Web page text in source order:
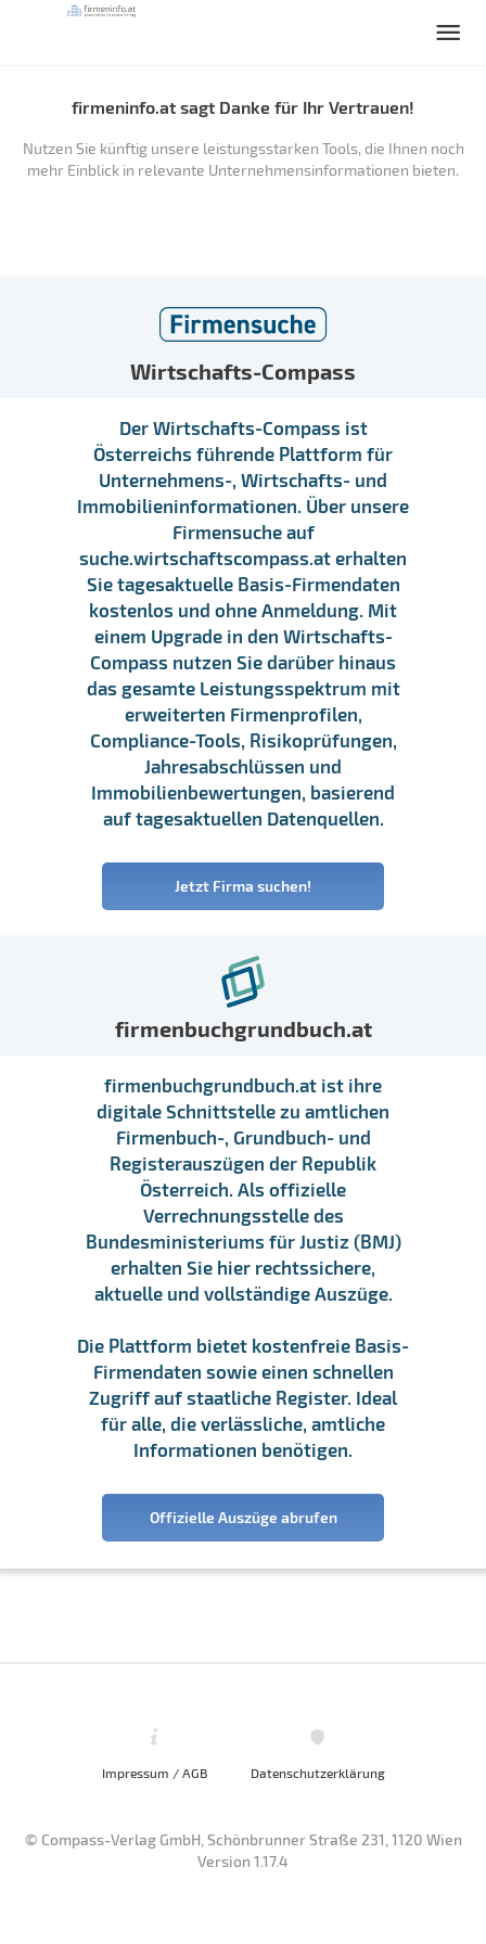
firmeninfo.at sagt Danke für Ihr Vertrauen!
Nutzen Sie künftig unsere leistungsstarken Tools, die Ihnen noch
mehr Einblick in relevante Unternehmensinformationen bieten.
Wirtschafts-Compass
Der Wirtschafts-Compass ist
Österreichs führende Plattform für
Unternehmens-, Wirtschafts- und
Immobilieninformationen. Über unsere
Firmensuche auf
suche.wirtschaftscompass.at erhalten
Sie tagesaktuelle Basis-Firmendaten
kostenlos und ohne Anmeldung. Mit
einem Upgrade in den Wirtschafts-
Compass nutzen Sie darüber hinaus
das gesamte Leistungsspektrum mit
erweiterten Firmenprofilen,
Compliance-Tools, Risikoprüfungen,
Jahresabschlüssen und
Immobilienbewertungen, basierend
auf tagesaktuellen Datenquellen.
Jetzt Firma suchen!
firmenbuchgrundbuch.at
firmenbuchgrundbuch.at ist ihre
digitale Schnittstelle zu amtlichen
Firmenbuch-, Grundbuch- und
Registerauszügen der Republik
Österreich. Als offizielle
Verrechnungsstelle des
Bundesministeriums für Justiz (BMJ)
erhalten Sie hier rechtssichere,
aktuelle und vollständige Auszüge.
Die Plattform bietet kostenfreie Basis-
Firmendaten sowie einen schnellen
Zugriff auf staatliche Register. Ideal
für alle, die verlässliche, amtliche
Informationen benötigen.
Offizielle Auszüge abrufen
Impressum / AGB Datenschutzerklärung
© Compass-Verlag GmbH, Schönbrunner Straße 231, 1120 Wien
Version 1.17.4